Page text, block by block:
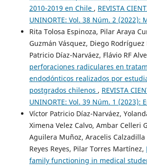
2010-2019 en Chile , REVISTA
UNINORTE: Vol. 38 Núm. 2 (2022):
Rita Tolosa Espinoza, Pilar Araya
Guzmán Vásquez, Diego Rodríguez
Patricio Díaz-Narváez, Flávio RF
perforaciones radiculares en
endodónticos realizados por
postgrados chilenos , REVISTA
UNINORTE: Vol. 39 Núm. 1 (2023):
Víctor Patricio Díaz-Narváez,
Ximena Velez Calvo, Ambar Celleri
Aguilera Muñoz, Aracelis
Reyes Reyes, Pilar Torres Martínez,
family functioning in medical